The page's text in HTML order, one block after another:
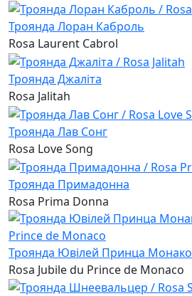
Троянда Лоран Каброль
Rosa Laurent Cabrol
Троянда Джаліта
Rosa Jalitah
Троянда Лав Сонг
Rosa Love Song
Троянда Примадонна
Rosa Prima Donna
Троянда Ювілей Принца Монако
Rosa Jubile du Prince de Monaco